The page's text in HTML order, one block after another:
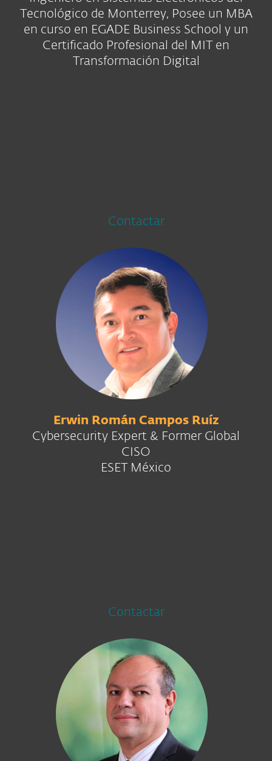
Tecnológico de Monterrey, Posee un MBA
en curso en EGADE Business School y un
Certificado Profesional del MIT en
Transformación Digital
Contactar
Erwin Román Campos Ruíz
Cybersecurity Expert & Former Global
CISO
ESET México
Contactar